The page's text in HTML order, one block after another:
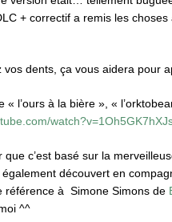
+ correctif a remis les choses
dents, ça vous aidera pour
l’ours à la bière », «
c’est basé sur la
découvert en
référence à Simone Simons de
^^